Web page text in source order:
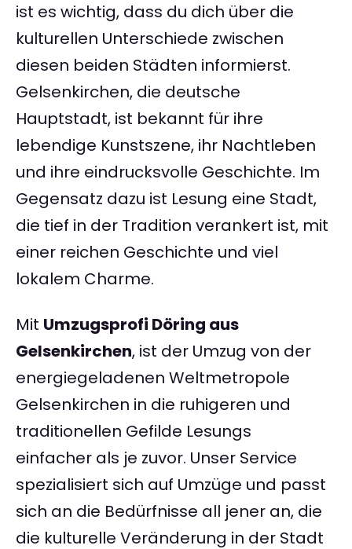
ist es wichtig, dass du dich über die
kulturellen Unterschiede zwischen
diesen beiden Städten informierst.
Gelsenkirchen, die deutsche
Hauptstadt, ist bekannt für ihre
lebendige Kunstszene, ihr Nachtleben
und ihre eindrucksvolle Geschichte. Im
Gegensatz dazu ist Lesung eine Stadt,
die tief in der Tradition verankert ist, mit
einer reichen Geschichte und viel
lokalem Charme.
Mit Umzugsprofi Döring aus
Gelsenkirchen, ist der Umzug von der
energiegeladenen Weltmetropole
Gelsenkirchen in die ruhigeren und
traditionellen Gefilde Lesungs
einfacher als je zuvor. Unser Service
spezialisiert sich auf Umzüge und passt
sich an die Bedürfnisse all jener an, die
die kulturelle Veränderung in der Stadt